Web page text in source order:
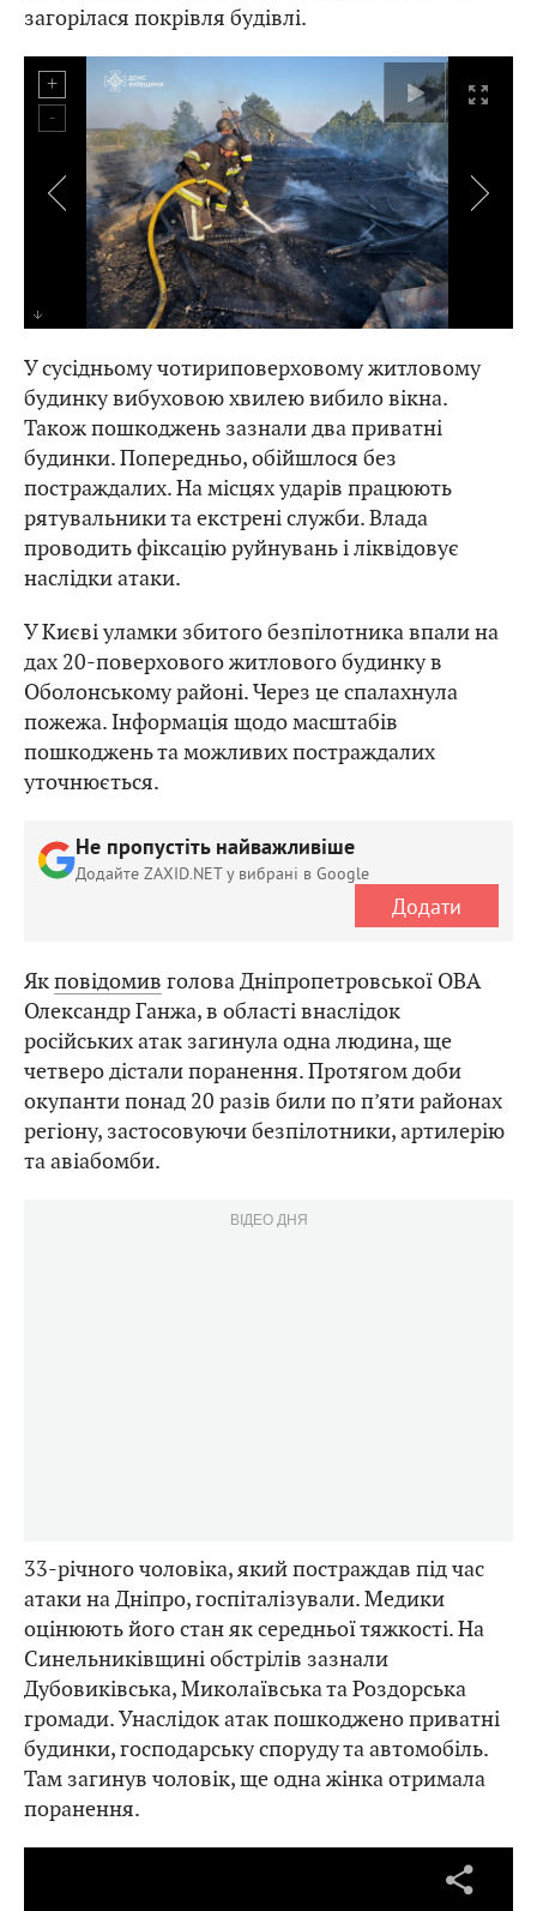
загорілася покрівля будівлі.
Пошкоджений дитячий садок на Київщині
У сусідньому чотириповерховому житловому
будинку вибуховою хвилею вибило вікна.
Також пошкоджень зазнали два приватні
будинки. Попередньо, обійшлося без
постраждалих. На місцях ударів працюють
рятувальники та екстрені служби. Влада
проводить фіксацію руйнувань і ліквідовує
наслідки атаки.
У Києві уламки збитого безпілотника впали на
дах 20-поверхового житлового будинку в
Оболонському районі. Через це спалахнула
пожежа. Інформація щодо масштабів
пошкоджень та можливих постраждалих
уточнюється.
Не пропустіть найважливіше
Додайте ZAXID.NET у вибрані в Google
Додати
Якповідомив голова Дніпропетровської ОВА
Олександр Ганжа, в області внаслідок
російських атак загинула одна людина, ще
четверо дістали поранення. Протягом доби
окупанти понад 20 разів били по п’яти районах
регіону, застосовуючи безпілотники, артилерію
та авіабомби.
ВІДЕО ДНЯ
33-річного чоловіка, який постраждав під час
атаки на Дніпро, госпіталізували. Медики
оцінюють його стан як середньої тяжкості. На
Синельниківщині обстрілів зазнали
Дубовиківська, Миколаївська та Роздорська
громади. Унаслідок атак пошкоджено приватні
будинки, господарську споруду та автомобіль.
Там загинув чоловік, ще одна жінка отримала
поранення.